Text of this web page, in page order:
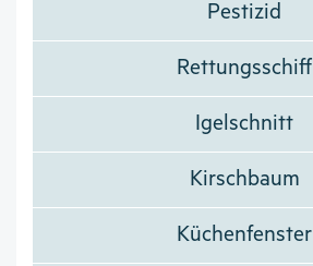
Pestizid
Rettungsschiff
Igelschnitt
Kirschbaum
Küchenfenster